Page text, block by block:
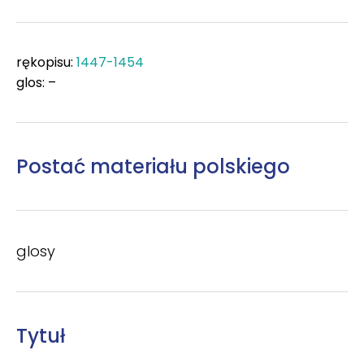
rękopisu: 1447-1454
glos: –
Postać materiału polskiego
glosy
Tytuł